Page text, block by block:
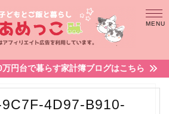
円台で暮らす家計簿ブログはこちら
4D97-B910-